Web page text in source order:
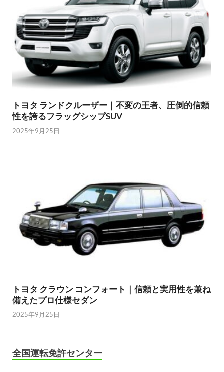
トヨタ ランドクルーザー｜不変の王者、圧倒的信頼
性を誇るフラッグシップSUV
2025年9月25日
トヨタ クラウン コンフォート｜信頼と実用性を兼ね
備えたプロ仕様セダン
2025年9月25日
全国運転免許センター